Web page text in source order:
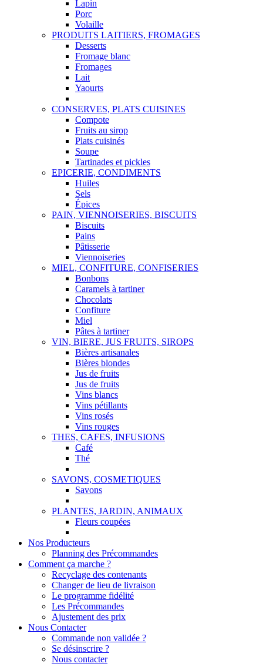
Lapin
Porc
Volaille
PRODUITS LAITIERS, FROMAGES
Desserts
Fromage blanc
Fromages
Lait
Yaourts
CONSERVES, PLATS CUISINES
Compote
Fruits au sirop
Plats cuisinés
Soupe
Tartinades et pickles
EPICERIE, CONDIMENTS
Huiles
Sels
Épices
PAIN, VIENNOISERIES, BISCUITS
Biscuits
Pains
Pâtisserie
Viennoiseries
MIEL, CONFITURE, CONFISERIES
Bonbons
Caramels à tartiner
Chocolats
Confiture
Miel
Pâtes à tartiner
VIN, BIERE, JUS FRUITS, SIROPS
Bières artisanales
Bières blondes
Jus de fruits
Jus de fruits
Vins blancs
Vins pétillants
Vins rosés
Vins rouges
THES, CAFES, INFUSIONS
Café
Thé
SAVONS, COSMETIQUES
Savons
PLANTES, JARDIN, ANIMAUX
Fleurs coupées
Nos Producteurs
Planning des Précommandes
Comment ça marche ?
Recyclage des contenants
Changer de lieu de livraison
Le programme fidélité
Les Précommandes
Ajustement des prix
Nous Contacter
Commande non validée ?
Se désinscrire ?
Nous contacter